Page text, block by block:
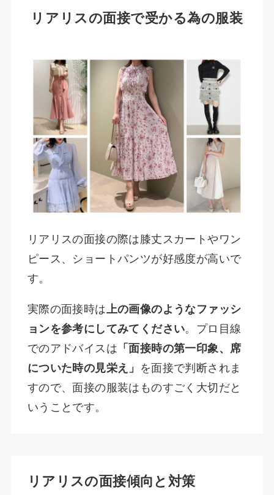
リアリスの面接で受かる為の服装
リアリスの面接の際は膝丈スカートやワン
ピース、ショートパンツが好感度が高いで
す。
実際の面接時は上の画像のようなファッシ
ョンを参考にしてみてください。プロ目線
でのアドバイスは 「面接時の第一印象、席
についた時の見栄え」
を面接で判断されま
すので、面接の服装はものすごく大切だと
いうことです。
リアリスの面接傾向と対策